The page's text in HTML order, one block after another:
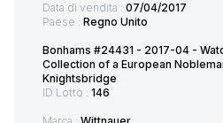
Data di vendita : 07/04/2017
Paese : Regno Unito
Bonhams #24431 - 2017-04 -
Collection of a European
Knightsbridge
ID Lotto : 146